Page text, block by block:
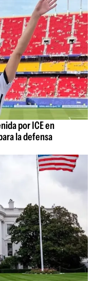
por ICE en
la defensa